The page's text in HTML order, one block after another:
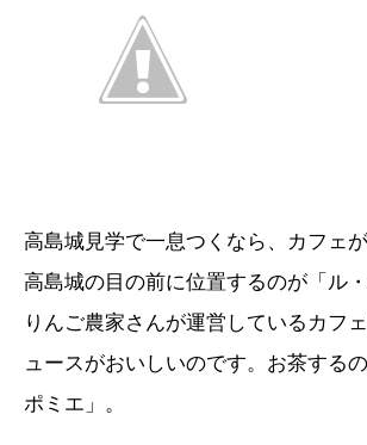
高島城見学で一息つくなら、カフェが
高島城の目の前に位置するのが「ル
りんご農家さんが運営しているカフ
ュースがおいしいのです。お茶する
ポミエ」。